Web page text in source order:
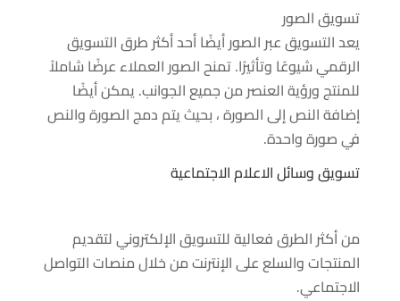
تسويق الصور
يعد التسويق عبر الصور أيضًا أحد أكثر طرق التسويق
الرقمي شيوعًا وتأثيرًا. تمنح الصور العملاء عرضًا شاملاً
للمنتج ورؤية العنصر من جميع الجوانب. يمكن أيضًا
إضافة النص إلى الصورة ، بحيث يتم دمج الصورة والنص
في صورة واحدة.
تسويق وسائل الاعلام الاجتماعية
من أكثر الطرق فعالية للتسويق الإلكتروني لتقديم
المنتجات والسلع على الإنترنت من خلال منصات التواصل
الاجتماعي.